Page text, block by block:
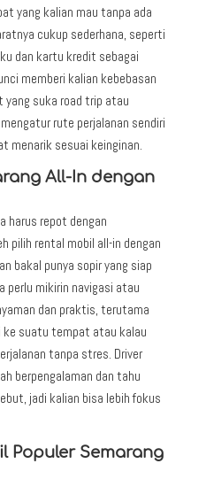
yang kalian mau tanpa ada
cukup sederhana, seperti
dan kartu kredit sebagai
memberi kalian kebebasan
yang suka road trip atau
rute perjalanan sendiri
menarik sesuai keinginan.
All-In dengan
harus repot dengan
pilih rental mobil all-in dengan
bakal punya sopir yang siap
perlu mikirin navigasi atau
dan praktis, terutama
ke suatu tempat atau kalau
tanpa stres. Driver
berpengalaman dan tahu
jadi kalian bisa lebih fokus
Populer Semarang